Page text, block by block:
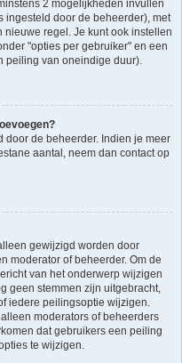
2 mogelijkheden invullen
ingesteld door de beheerder), met
regel. Je kunt ook instellen
"opties per gebruiker" en een
peiling van oneindige duur).
door de beheerder. Indien je meer
aantal, neem dan contact op
gewijzigd worden door
moderator of beheerder. Om de
van het onderwerp wijzigen
geen stemmen zijn uitgebracht,
iedere peilingsoptie wijzigen.
moderators of beheerders
dat gebruikers een peiling
te wijzigen.